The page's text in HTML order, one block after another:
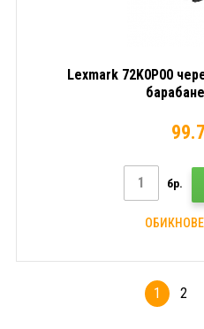
Lexmark 72K0P00
бр.
1 2